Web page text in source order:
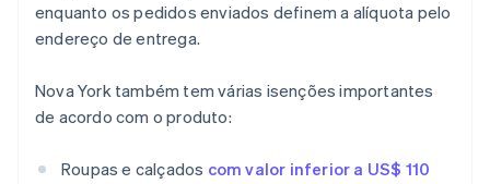
enquanto os pedidos enviados definem a alíquota pelo
endereço de entrega.
Nova York também tem várias isenções importantes
de acordo com o produto:
Roupas e calçados com valor inferior a US$ 110